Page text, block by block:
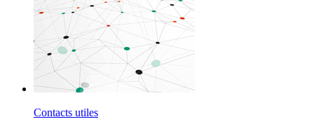
Contacts utiles